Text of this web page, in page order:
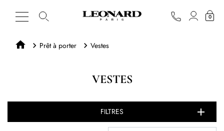
0
Prêt à porter Vestes
VESTES
FILTRES